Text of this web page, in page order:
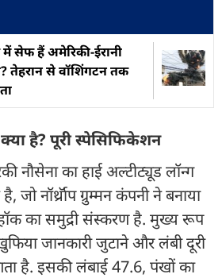
सेफ हैं अमेरिकी-ईरानी
तेहरान से वॉशिंगटन तक
है? पूरी स्पेसिफिकेशन
नौसेना का हाई अल्टीट्यूड लॉन्ग
जो नॉर्थ्रॉप ग्रुम्मन कंपनी ने बनाया
का समुद्री संस्करण है. मुख्य रूप
जानकारी जुटाने और लंबी दूरी
है. इसकी लंबाई 47.6, पंखों का